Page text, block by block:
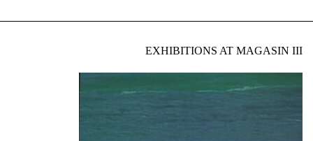
EXHIBITIONS AT MAGASIN III